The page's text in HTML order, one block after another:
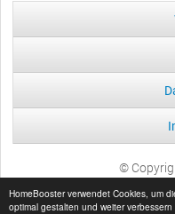
HomeBooster verwendet Cookies, um
optimal gestalten und weiter
©